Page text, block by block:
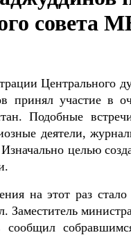
совета
Центрального
принял участие в
Подобные
деятели,
целью
на этот раз
Заместитель
сообщил